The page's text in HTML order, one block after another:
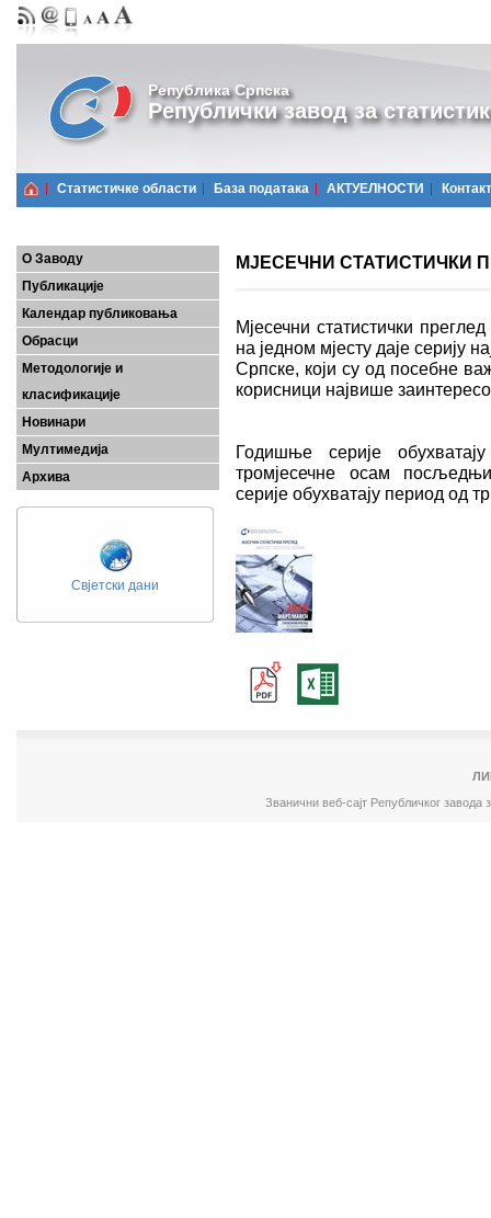
Република Српска
Републички завод за
Статистичке области Базa података АКТУЕЛНОСТИ Контакт
О Заводу
Публикације
Календар публиковања
Обрасци
Методологије и
класификације
Новинари
Мултимедија
Архива
Свјетски дани
МЈЕСЕЧНИ СТАТИСТИЧКИ
Мјесечни статистички
на једном мјесту даје серију
Српске, који су од посебне
корисници највише
Годишње серије
тромјесечне осам
серије обухватају период од
Званични веб-сајт Републичког